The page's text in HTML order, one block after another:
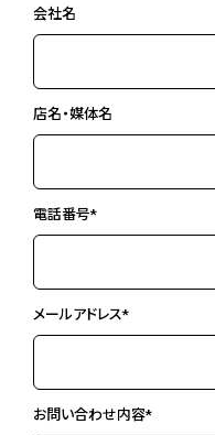
会社名
店名・媒体名
電話番号*
メールアドレス*
お問い合わせ内容*